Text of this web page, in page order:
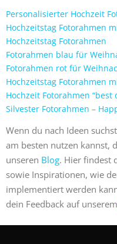
Personalisierter Hochzeit
Hochzeitstag Fotorahmen
Hochzeitstag Fotorahmen
Fotorahmen blau für
Fotorahmen rot für
Hochzeitstag Fotorahmen
Hochzeit Fotorahmen “best
Silvester Fotorahmen –
Wenn du nach Ideen
am besten nutzen kannst,
unseren Blog. Hier findest
sowie Inspirationen, wie
implementiert werden
dein Feedback auf unserem